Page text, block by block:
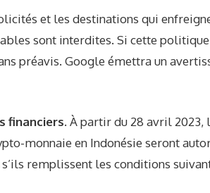
et les destinations qui
sont interdites. Si cette
préavis. Google émettra un
financiers. À partir du 28 avril 2023,
monnaie en Indonésie seront
remplissent les conditions